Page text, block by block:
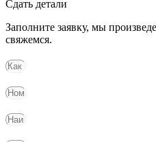
Сдать детали
Заполните заявку, мы
свяжемся.